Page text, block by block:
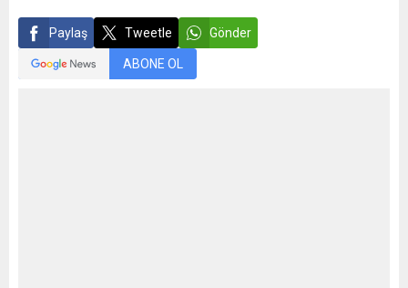
Paylaş Tweetle Gönder
ABONE OL